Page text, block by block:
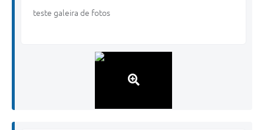
teste galeira de fotos